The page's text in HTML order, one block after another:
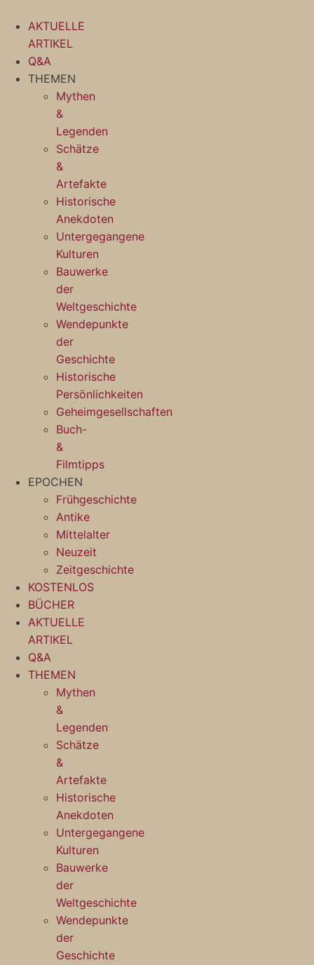
Inhalt
springen
AKTUELLE
ARTIKEL
Q&A
THEMEN
Mythen
&
Legenden
Schätze
&
Artefakte
Historische
Anekdoten
Untergegangene
Kulturen
Bauwerke
der
Weltgeschichte
Wendepunkte
der
Geschichte
Historische
Persönlichkeiten
Geheimgesellschaften
Buch-
&
Filmtipps
EPOCHEN
Frühgeschichte
Antike
Mittelalter
Neuzeit
Zeitgeschichte
KOSTENLOS
BÜCHER
AKTUELLE
ARTIKEL
Q&A
THEMEN
Mythen
&
Legenden
Schätze
&
Artefakte
Historische
Anekdoten
Untergegangene
Kulturen
Bauwerke
der
Weltgeschichte
Wendepunkte
der
Geschichte